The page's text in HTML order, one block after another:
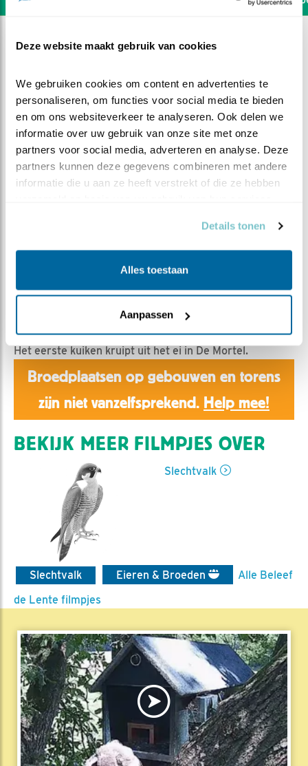
Deze website maakt gebruik van cookies
We gebruiken cookies om content en advertenties te
personaliseren, om functies voor social media te bieden
en om ons websiteverkeer te analyseren. Ook delen we
informatie over uw gebruik van onze site met onze
partners voor social media, adverteren en analyse. Deze
partners kunnen deze gegevens combineren met andere
informatie die u aan ze heeft verstrekt of die ze hebben
Details tonen
Alles toestaan
Aanpassen
EERSTE KUIKEN
Aaltje | Geplaatst op 25 april 2017, 13:40 |
Het eerste kuiken kruipt uit het ei in De Mortel.
Broedplaatsen op gebouwen en torens
zijn niet vanzelfsprekend. Help mee!
BEKIJK MEER FILMPJES OVER
Slechtvalk
Slechtvalk Eieren & Broeden
Alle Beleef
de Lente filmpjes